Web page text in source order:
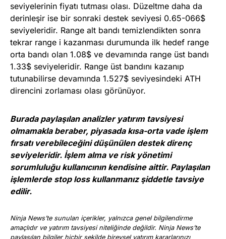
seviyelerinin fiyatı tutması olası. Düzeltme daha da
derinleşir ise bir sonraki destek seviyesi 0.65-066$
seviyeleridir. Range alt bandı temizlendikten sonra
tekrar range i kazanması durumunda ilk hedef range
orta bandı olan 1.08$ ve devamında range üst bandı
1.33$ seviyeleridir. Range üst bandını kazanıp
tutunabilirse devamında 1.527$ seviyesindeki ATH
direncini zorlaması olası görünüyor.
Burada paylaşılan analizler yatırım tavsiyesi
olmamakla beraber, piyasada kısa-orta vade işlem
fırsatı verebileceğini düşünülen destek direnç
seviyeleridir. İşlem alma ve risk yönetimi
sorumluluğu kullanıcının kendisine aittir. Paylaşılan
işlemlerde stop loss kullanmanız şiddetle tavsiye
edilir.
Ninja News’te sunulan içerikler, yalnızca genel bilgilendirme
amaçlıdır ve yatırım tavsiyesi niteliğinde değildir. Ninja News’te
paylaşılan bilgiler hiçbir şekilde bireysel yatırım kararlarınızı